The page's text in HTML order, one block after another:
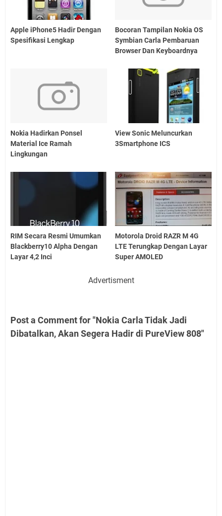
Apple iPhone5 Hadir Dengan
Spesifikasi Lengkap
Bocoran Tampilan Nokia OS
Symbian Carla Pembaruan
Browser Dan Keyboardnya
Nokia Hadirkan Ponsel
Material Ice Ramah
Lingkungan
View Sonic Meluncurkan
3Smartphone ICS
RIM Secara Resmi Umumkan
Blackberry10 Alpha Dengan
Layar 4,2 Inci
Motorola Droid RAZR M 4G
LTE Terungkap Dengan Layar
Super AMOLED
Advertisment
Post a Comment for "Nokia Carla Tidak Jadi
Dibatalkan, Akan Segera Hadir di PureView 808"